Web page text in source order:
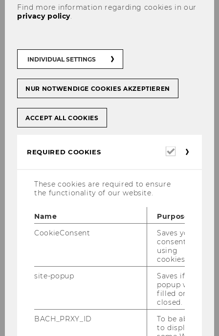
Department Privatrecht
Unternehmens- und Insolvenzrecht),
Institut Zivil- und Zivilverfahrensrecht,
54) Zuordnung zum Forschungsinstitut
55) Zuordnung zum Institut Zivil- und
Zivilverfahrensrecht, Department
56) Einrichtung der Abteilung
Ecological Economics, Department
Sozioökonomie
57) Umbenennung des Instituts
„Institutionelle und Heterodoxe
Ökonomie“, Department Volkswirtschaft
DepartmentvorständInnen und
StellvertreterInnen für die
Funktionsperiode 01.01.2020 bis
59) Bevollmächtigungen gemäß § 28
Universitätsgesetz 2002/ Department-
Vorständinnen und Department-
Find more information regarding cookies in our
privacy policy.
INDIVIDUAL SETTINGS
NUR NOTWENDIGE COOKIES AKZEPTIEREN
ACCEPT ALL COOKIES
REQUIRED COOKIES
Required
These cookies are required to ensure
the functionality of our website.
Name
Purpose
CookieConsent
Saves your
consent to
using
cookies.
site-popup
Saves if
popup was
filled or
closed.
BACH_PRXY_ID
To be able
to display